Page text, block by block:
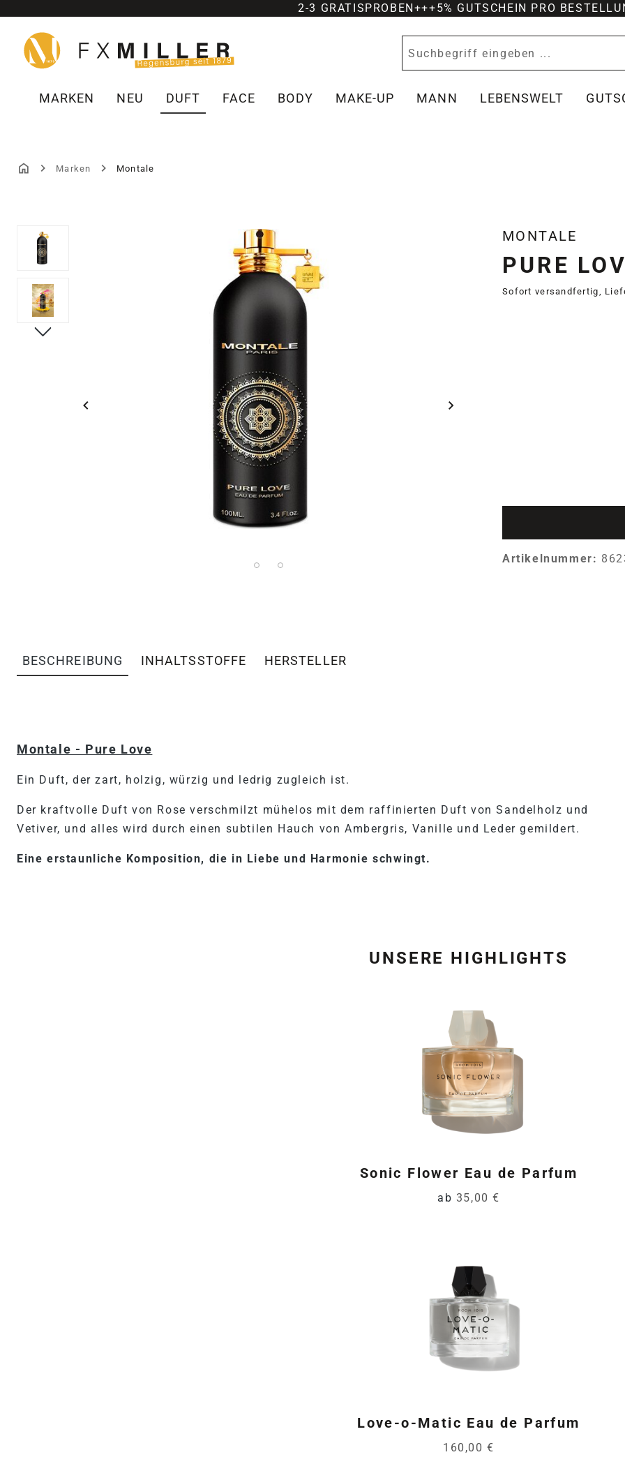
Hauptinhalt springen
Zur Suche springen
Zur Hauptnavigation springen
2-3 GRATISPROBEN+++5% GUTSCHEIN PRO
MARKEN NEU DUFT FACE BODY MAKE-UP MANN LEBENSWELT
Marken Montale
Bildergalerie überspringen MONTALE
PURE
Sofort versandfertig,
Artikelnummer:
BESCHREIBUNG INHALTSSTOFFE HERSTELLER
Montale - Pure Love
Ein Duft, der zart, holzig, würzig und ledrig zugleich ist.
Der kraftvolle Duft von Rose verschmilzt mühelos mit dem raffinierten Duft von Sandelholz und
Vetiver, und alles wird durch einen subtilen Hauch von Ambergris, Vanille und Leder gemildert.
Eine erstaunliche Komposition, die in Liebe und Harmonie schwingt.
UNSERE HIGHLIGHTS
Sonic Flower Eau de Parfum
ab 35,00 €
Love-o-Matic Eau de Parfum
160,00 €